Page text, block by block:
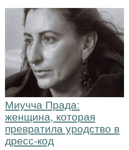
Миучча Прада:
женщина, которая
превратила уродство в
дресс-код